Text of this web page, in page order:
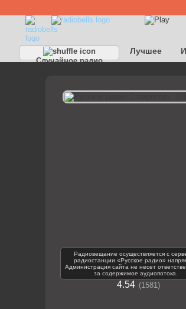
Случайное радио
Лучшее
Радиовещание осуществляется с
радиостанции «Русское радио»
Администрация сайта не несет
за содержимое аудиопотока.
4.54 1581